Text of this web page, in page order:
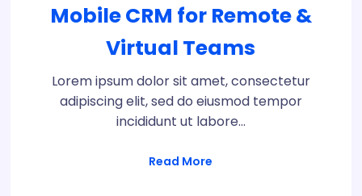
Mobile CRM for Remote &
Virtual Teams
Lorem ipsum dolor sit amet, consectetur
adipiscing elit, sed do eiusmod tempor
incididunt ut labore…
Read More